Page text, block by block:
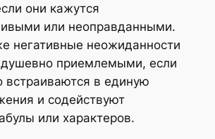
они кажутся
или неоправданными.
негативные неожиданности
душевно приемлемыми, если
встраиваются в единую
и содействуют
или характеров.